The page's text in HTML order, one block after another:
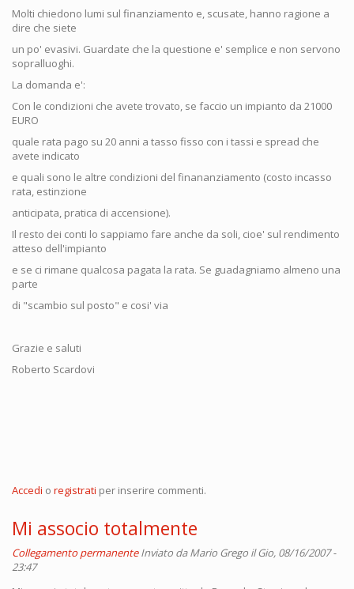
Molti chiedono lumi sul finanziamento e, scusate, hanno ragione a
dire che siete
un po' evasivi. Guardate che la questione e' semplice e non servono
sopralluoghi.
La domanda e':
Con le condizioni che avete trovato, se faccio un impianto da 21000
EURO
quale rata pago su 20 anni a tasso fisso con i tassi e spread che
avete indicato
e quali sono le altre condizioni del finananziamento (costo incasso
rata, estinzione
anticipata, pratica di accensione).
Il resto dei conti lo sappiamo fare anche da soli, cioe' sul rendimento
atteso dell'impianto
e se ci rimane qualcosa pagata la rata. Se guadagniamo almeno una
parte
di "scambio sul posto" e cosi' via
Grazie e saluti
Roberto Scardovi
Accedi o registrati per inserire commenti.
Mi associo totalmente
Collegamento permanente Inviato daMario Grego il Gio, 08/16/2007 -
23:47